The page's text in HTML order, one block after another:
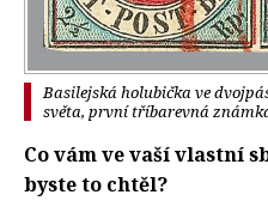
Basilejská holubička ve
světa, první tříbarevná
Co vám ve vaší vlastní
byste to chtěl?